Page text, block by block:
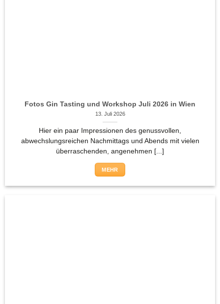
Fotos Gin Tasting und Workshop Juli 2026 in Wien
13. Juli 2026
Hier ein paar Impressionen des genussvollen,
abwechslungsreichen Nachmittags und Abends mit vielen
überraschenden, angenehmen [...]
MEHR